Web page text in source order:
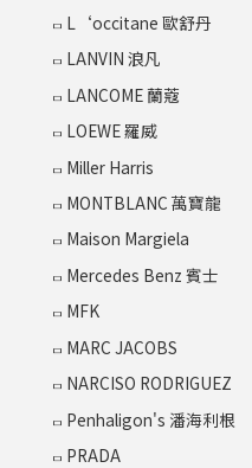
L‘occitane 歐舒丹
LANVIN 浪凡
LANCOME 蘭蔻
LOEWE 羅威
Miller Harris
MONTBLANC 萬寶龍
Maison Margiela
Mercedes Benz 賓士
MFK
MARC JACOBS
NARCISO RODRIGUEZ
Penhaligon's 潘海利根
PRADA